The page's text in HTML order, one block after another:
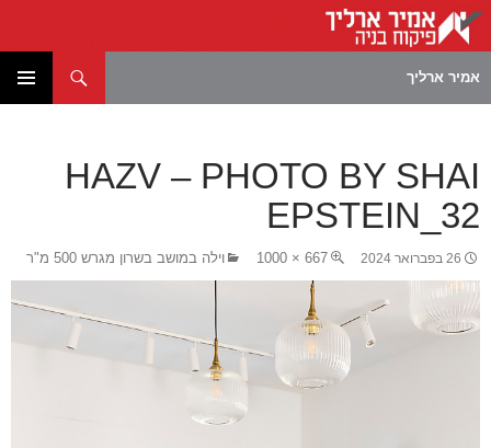
אמיר ארליך
HAZV – PHOTO BY SHAI
EPSTEIN_32
26 בפברואר 2024 667 × 1000 וילה במושב בשרון מגרש 500 מ"ר